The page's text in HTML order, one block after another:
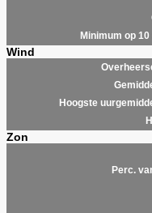
Minimum op
Wind
Hoogste
Zon
Perc.